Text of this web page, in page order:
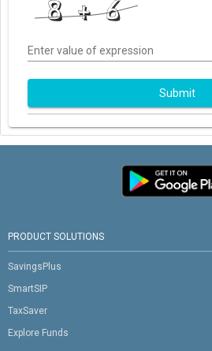
Enter value of expression
Submit
PRODUCT SOLUTIONS
SavingsPlus
SmartSIP
TaxSaver
Explore Funds